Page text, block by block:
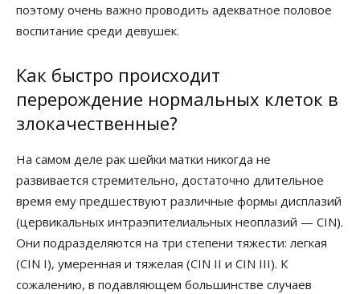
поэтому очень важно проводить адекватное половое
воспитание среди девушек.
Как быстро происходит
перерождение нормальных клеток в
злокачественные?
На самом деле рак шейки матки никогда не
развивается стремительно, достаточно длительное
время ему предшествуют различные формы дисплазий
(цервикальных интраэпителиальных неоплазий — СIN).
Они подразделяются на три степени тяжести: легкая
(СIN I), умеренная и тяжелая (СIN II и СIN III). К
сожалению, в подавляющем большинстве случаев